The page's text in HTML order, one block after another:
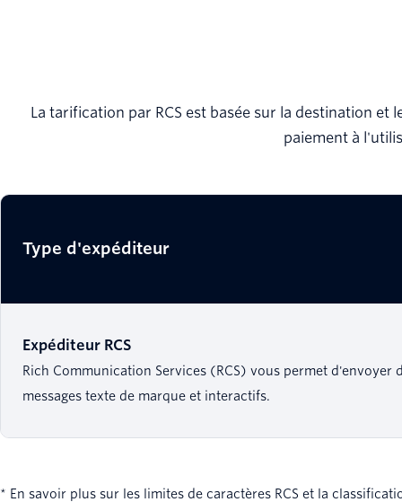
La tarification par RCS est basée sur la destination et
paiement à
Type d'expéditeur
Expéditeur RCS
Rich Communication Services (RCS) vous permet d'envoyer
messages texte de marque et interactifs.
* En savoir plus sur les limites de caractères RCS et la